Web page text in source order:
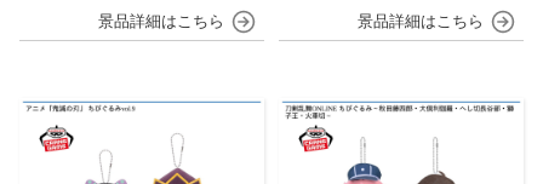
ィ マーメイドver. ～